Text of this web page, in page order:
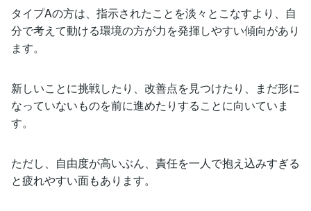
タイプAの方は、指示されたことを淡々とこなすより、自
分で考えて動ける環境の方が力を発揮しやすい傾向があり
ます。
新しいことに挑戦したり、改善点を見つけたり、まだ形に
なっていないものを前に進めたりすることに向いていま
す。
ただし、自由度が高いぶん、責任を一人で抱え込みすぎる
と疲れやすい面もあります。